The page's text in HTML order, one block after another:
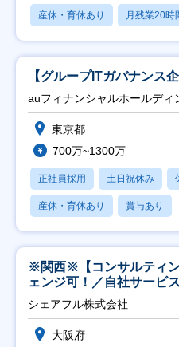
産休・育休あり 月残業20時
【グループITガバナンス企
auフィナンシャルホールディ
東京都
700万~1300万
正社員採用 土日祝休み
産休・育休あり 賞与あり
※関西※【コンサルティ
ェンジ可！／自社サービ
シェアフル株式会社
大阪府